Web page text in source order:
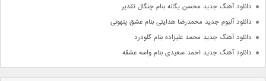
دانلود آهنگ جدید محسن یگانه بنام چنگال تقدیر
دانلود آلبوم جدید محمدرضا هدایتی بنام عشق پنهونی
دانلود آهنگ جدید محمد علیزاده بنام گلودرد
دانلود آهنگ جدید احمد سعیدی بنام واسه عشقه